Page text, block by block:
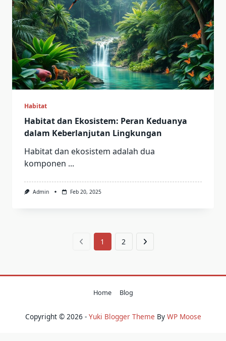
Habitat
Habitat dan Ekosistem: Peran Keduanya
dalam Keberlanjutan Lingkungan
Habitat dan ekosistem adalah dua
komponen ...
Admin Feb 20, 2025
1 2
Home Blog
Copyright © 2026 - Yuki Blogger Theme By WP Moose